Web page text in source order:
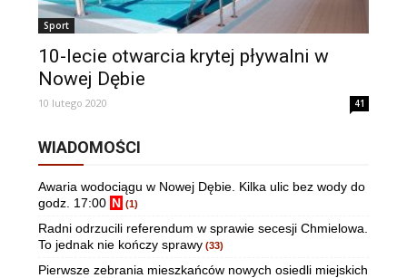
Sport
10-lecie otwarcia krytej pływalni w
Nowej Dębie
10 lutego 2020 41
WIADOMOŚCI
Awaria wodociągu w Nowej Dębie. Kilka ulic bez wody do
godz. 17:00 N (1)
Radni odrzucili referendum w sprawie secesji Chmielowa.
To jednak nie kończy sprawy (33)
Pierwsze zebrania mieszkańców nowych osiedli miejskich